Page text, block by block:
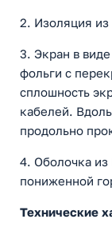
2. Изоляция из
3. Экран в
фольги с
сплошность
кабелей.
продольно
4. Оболочка из
пониженной
Технические